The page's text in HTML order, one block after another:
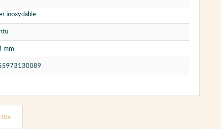
inoxydable
mm